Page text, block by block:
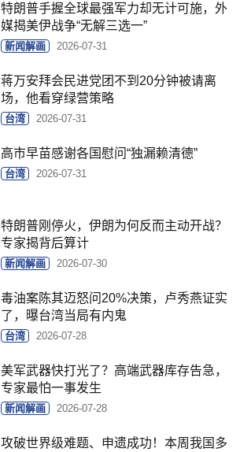
特朗普手握全球最强军力却无计可施，外
媒揭美伊战争“无解三选一”
新闻解画 2026-07-31
蒋万安拜会民进党团不到20分钟被请离
场，他看穿绿营策略
台湾 2026-07-31
高市早苗感谢各国慰问“独漏赖清德”
台湾 2026-07-31
特朗普刚停火，伊朗为何反而主动开战？
专家揭背后算计
新闻解画 2026-07-30
毒油案陈其迈怒问20%决策，卢秀燕证实
了，曝台湾当局有内鬼
台湾 2026-07-28
美军武器快打光了？高端武器库存告急，
专家最怕一事发生
新闻解画 2026-07-28
攻破世界级难题、申遗成功！本周我国多